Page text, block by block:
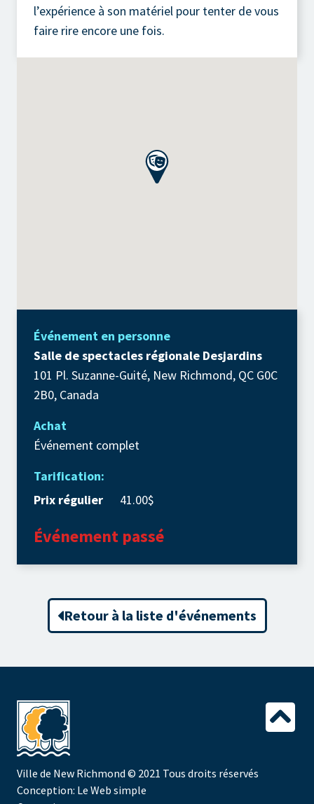
l’expérience à son matériel pour tenter de vous
faire rire encore une fois.
Événement en personne
Salle de spectacles régionale Desjardins
101 Pl. Suzanne-Guité, New Richmond, QC G0C
2B0, Canada
Achat
Événement complet
Tarification:
Prix régulier
41.00$
Événement passé
Retour à la liste d'événements
Ville de New Richmond © 2021 Tous droits réservés
Conception: Le Web simple